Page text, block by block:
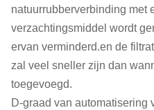
natuurrubberverbinding met
verzachtingsmiddel wordt
ervan verminderd.en de
zal veel sneller zijn dan
toegevoegd.
D-graad van automatisering